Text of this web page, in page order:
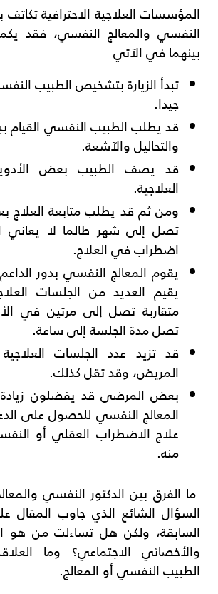
المؤسسات العلاجية الاحترافية
النفسي والمعالج النفسي، فقد
بينهما في الآتي
تبدأ الزيارة بتشخيص الطبيب
جيدا.
قد يطلب الطبيب النفسي
والتحاليل والآشعة.
قد يصف الطبيب بعض
العلاجية.
ومن ثم قد يطلب متابعة العلاج
تصل إلى شهر طالما لا
اضطراب في العلاج.
يقوم المعالج النفسي بدور
يقيم العديد من الجلسات
متقاربة تصل إلى مرتين في
تصل مدة الجلسة إلى ساعة.
قد تزيد عدد الجلسات
المريض، وقد تقل كذلك.
بعض المرضى قد يفضلون زيادة
المعالج النفسي للحصول على
علاج الاضطراب العقلي أو
منه.
-ما الفرق بين الدكتور النفسي
السؤال الشائع الذي جاوب المقال
السابقة، ولكن هل تساءلت من هو
والأخصائي الاجتماعي؟ وما
الطبيب النفسي أو المعالج.